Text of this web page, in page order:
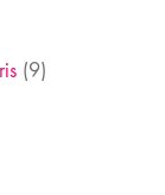
(9)